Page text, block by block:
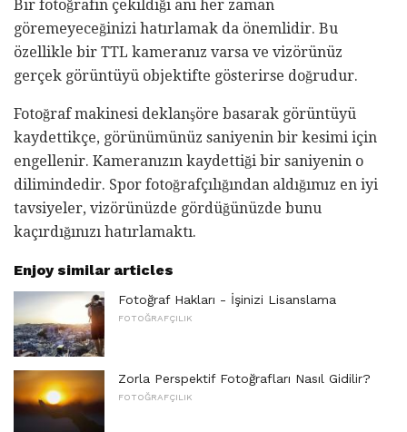
Bir fotoğrafın çekildiği anı her zaman
göremeyeceğinizi hatırlamak da önemlidir. Bu
özellikle bir TTL kameranız varsa ve vizörünüz
gerçek görüntüyü objektifte gösterirse doğrudur.
Fotoğraf makinesi deklanşöre basarak görüntüyü
kaydettikçe, görünümünüz saniyenin bir kesimi için
engellenir. Kameranızın kaydettiği bir saniyenin o
dilimindedir. Spor fotoğrafçılığından aldığımız en iyi
tavsiyeler, vizörünüzde gördüğünüzde bunu
kaçırdığınızı hatırlamaktı.
Enjoy similar articles
Fotoğraf Hakları - İşinizi Lisanslama
FOTOĞRAFÇILIK
Zorla Perspektif Fotoğrafları Nasıl Gidilir?
FOTOĞRAFÇILIK